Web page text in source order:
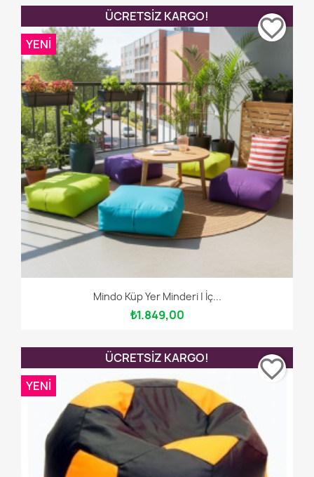
Mindo Küp Yer Minderi | İç...
₺1.849,00
ÜCRETSIZ KARGO!
YENI
favorite_border
ÜCRETSIZ KARGO!
YENI
favorite_border